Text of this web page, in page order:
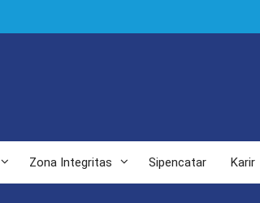
Zona Integritas Sipencatar Karir